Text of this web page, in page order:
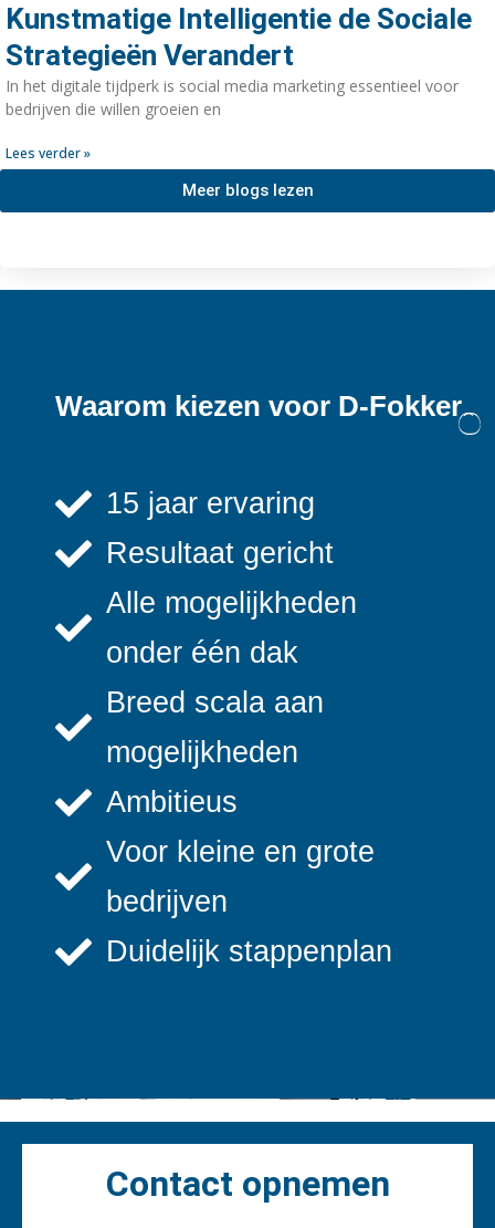
Kunstmatige Intelligentie de Sociale
Strategieën Verandert
In het digitale tijdperk is social media marketing essentieel voor
bedrijven die willen groeien en
Lees verder »
Meer blogs lezen
Waarom kiezen voor D-Fokker
15 jaar ervaring
Resultaat gericht
Alle mogelijkheden
onder één dak
Breed scala aan
mogelijkheden
Ambitieus
Voor kleine en grote
bedrijven
Duidelijk stappenplan
Contact opnemen